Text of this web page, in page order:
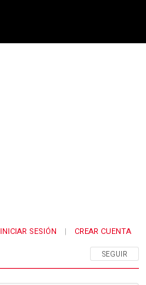
SIGA ESTA
SEGUIR
INICIAR SESIÓN CREAR CUENTA